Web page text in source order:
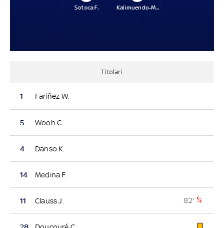
Sotoca F.
Kalimuendo-M...
Titolari
1 Fariñez W.
5 Wooh C.
4 Danso K.
14 Medina F.
11 Clauss J. 82'